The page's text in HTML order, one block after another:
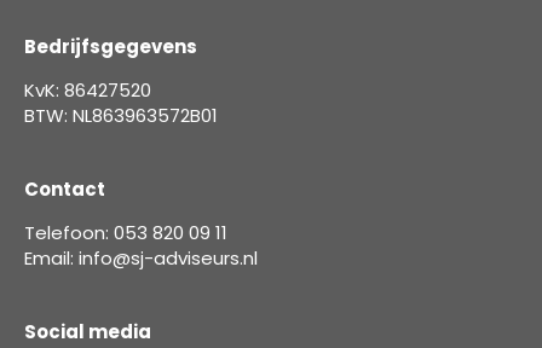
Bedrijfsgegevens
KvK: 86427520
BTW: NL863963572B01
Contact
Telefoon: 053 820 09 11
Email: info@sj-adviseurs.nl
Social media